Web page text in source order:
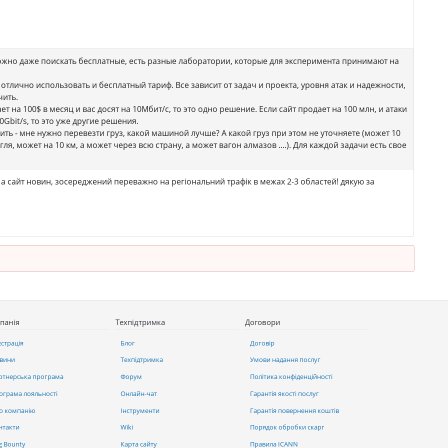
даже поискать бесплатные, есть разные лаборатории, которые для эксперимента принимают на
использовать и бесплатный тариф. Все зависит от задач и проекта, уровня атак и надежности,
на 100$ в месяц и вас досят на 10Мбит/с, то это одно решение. Если сайт продает на 100 млн, и атаки
s, то это уже другие решения.
- мне нужно перевезти груз, какой машиной лучше? А какой груз при этом не уточняете (может 10
может на 10 км, а может через всю страну, а может вагон алмазов ....). Для каждой задачи есть свое
сайт новин, зосереджений переважно на регіональний трафік в межах 2-3 областей! дякую за
програма
лояльності
компанію
Bounty
Техпідтримка
Блог
Техпідтримка
Форум
Онлайн-чат
Інструменти
Wiki
Карта сайту
Договори
Договір
Умови надання послуг
Політика конфіденційності
Гарантія якості послуг
Гарантія повернення коштів
Порядок обробки скарг
Правила ICANN